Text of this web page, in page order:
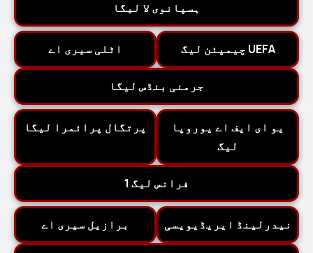
ہسپانوی لا لیگا
UEFA چیمپئن لیگ اٹلی سیری اے
جرمنی بنڈس لیگا
یو ای ایف اے یوروپا
لیگ
پرتگال پرائمرا لیگا
فرانس لیگ 1
نیدرلینڈ ایریڈیویسی برازیل سیری اے